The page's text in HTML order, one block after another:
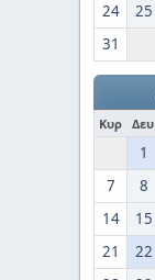
24
25
31
Κυρ Δευ
1
7
8
14
15
21
22